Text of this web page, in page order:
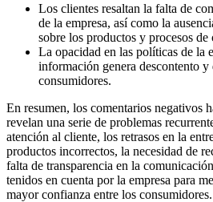
Los clientes resaltan la falta de
de la empresa, así como la
sobre los productos y procesos de
La opacidad en las políticas de la
información genera descontento y
consumidores.
En resumen, los comentarios negativos
revelan una serie de problemas
atención al cliente, los retrasos en la
productos incorrectos, la necesidad de
falta de transparencia en la
tenidos en cuenta por la empresa para
mayor confianza entre los consumidores.